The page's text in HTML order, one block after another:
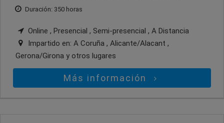
Duración: 350 horas
Online , Presencial , Semi-presencial , A Distancia
Impartido en: A Coruña , Alicante/Alacant ,
Gerona/Girona y otros lugares
Más información